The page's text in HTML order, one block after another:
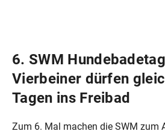
6. SWM
Vierbeiner dürfen
Tagen ins Freibad
Zum 6. Mal machen die SWM zum